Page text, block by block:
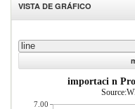
VISTA DE GRÁFICO
line
importaci n
7.00